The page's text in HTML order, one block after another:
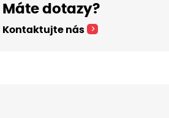
Máte dotazy?
Kontaktujte nás